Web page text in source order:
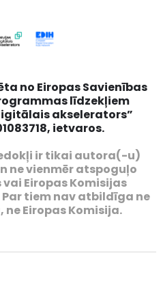
no Eiropas Savienības
līdzekļiem
akselerators”
ietvaros.
ir tikai autora(-u)
ne vienmēr atspoguļo
Eiropas Komisijas
tiem nav atbildīga ne
ne Eiropas Komisija.